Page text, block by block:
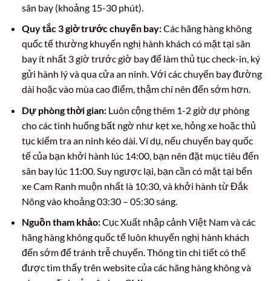
sân bay (khoảng 15-30 phút).
Quy tắc 3 giờ trước chuyến bay:Các hãng hàng không
quốc tế thường khuyến nghị hành khách có mặt tại sân
bay ít nhất 3 giờ trước giờ bay để làm thủ tục check-in, ký
gửi hành lý và qua cửa an ninh. Với các chuyến bay đường
dài hoặc vào mùa cao điểm, thậm chí nên đến sớm hơn.
Dự phòng thời gian:Luôn cộng thêm 1-2 giờ dự phòng
cho các tình huống bất ngờ như kẹt xe, hỏng xe hoặc thủ
tục kiểm tra an ninh kéo dài. Ví dụ, nếu chuyến bay quốc
tế của bạn khởi hành lúc 14:00, bạn nên đặt mục tiêu đến
sân bay lúc 11:00. Suy ngược lại, bạn cần có mặt tại bến
xe Cam Ranh muộn nhất là 10:30, và khởi hành từ Đắk
Nông vào khoảng 03:30 – 05:30 sáng.
Nguồn tham khảo:Cục Xuất nhập cảnh Việt Nam và các
hãng hàng không quốc tế luôn khuyến nghị hành khách
đến sớm để tránh trễ chuyến. Thông tin chi tiết có thể
được tìm thấy trên website của các hãng hàng không và